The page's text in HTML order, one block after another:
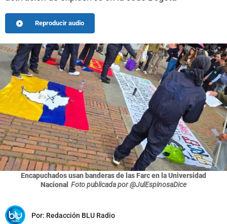
Reproducir audio
Encapuchados usan banderas de las Farc en la Universidad
Nacional Foto publicada por @JulEspinosaDice
Por: Redacción BLU Radio